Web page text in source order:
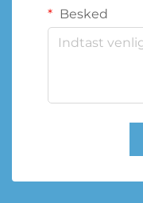
Besked